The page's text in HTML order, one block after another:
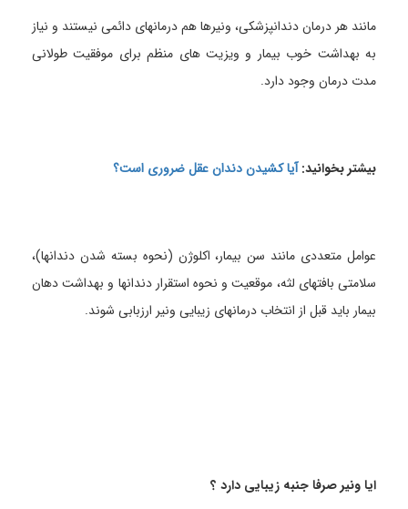
مانند هر درمان دندانپزشکی، ونیرها هم درمانهای دائمی نیستند و نیاز
به بهداشت خوب بیمار و ویزیت های منظم برای موفقیت طولانی
مدت درمان وجود دارد.
بیشتر بخوانید:آیا کشیدن دندان عقل ضروری است؟
عوامل متعددی مانند سن بیمار، اکلوژن (نحوه بسته شدن دندانها)،
سلامتی بافتهای لثه، موقعیت و نحوه استقرار دندانها و بهداشت دهان
بیمار باید قبل از انتخاب درمانهای زیبایی ونیر ارزبابی شوند.
ایا ونیر صرفا جنبه زیبایی دارد ؟